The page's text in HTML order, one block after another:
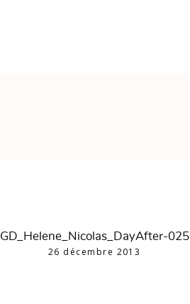
GD_Helene_Nicolas_DayAfter-025
26 décembre 2013